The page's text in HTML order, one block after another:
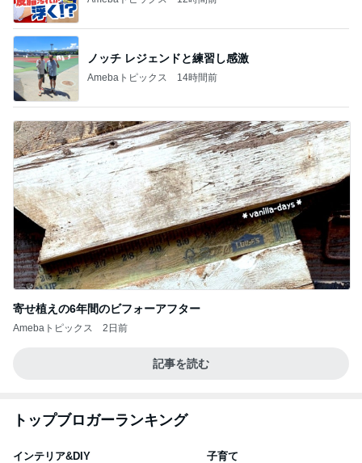
ノッチ レジェンドと練習し感激
Amebaトピックス 14時間前
寄せ植えの6年間のビフォーアフター
Amebaトピックス 2日前
記事を読む
トップブロガーランキング
インテリア&DIY 子育て